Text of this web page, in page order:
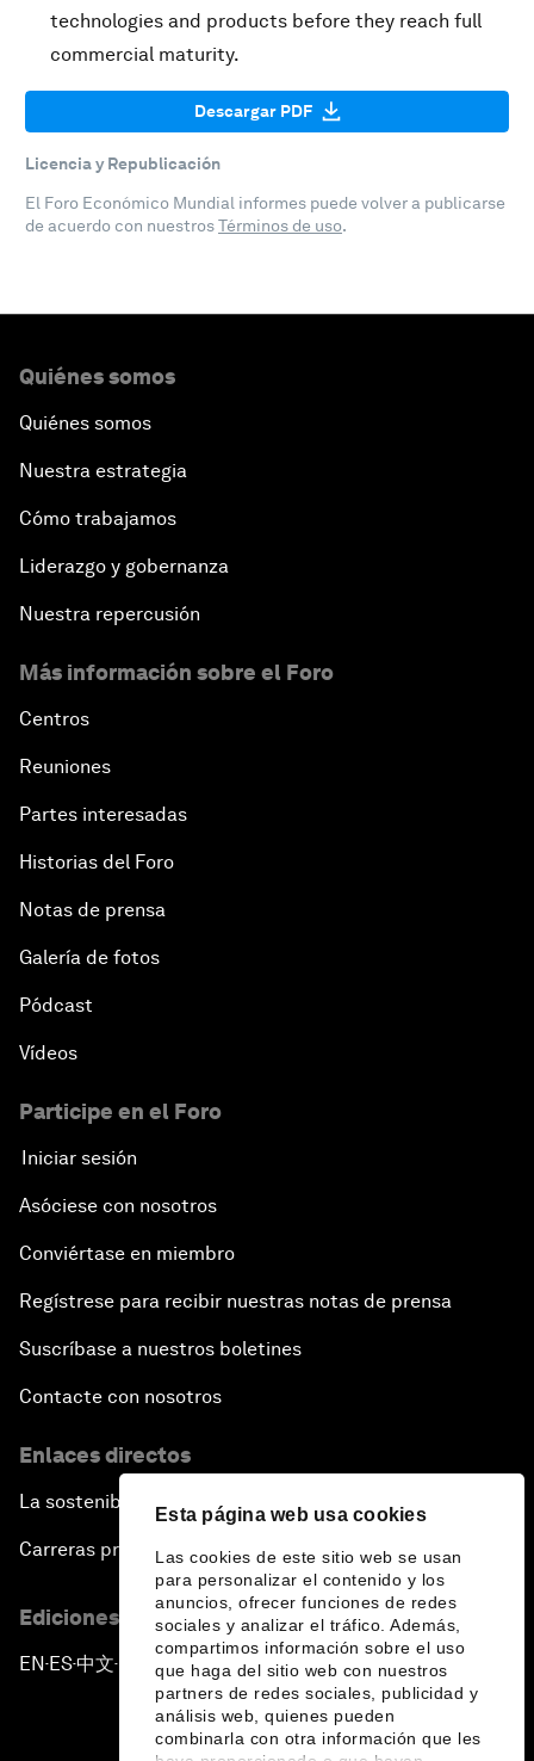
Esta página web usa cookies
Las cookies de este sitio web se usan
para personalizar el contenido y los
anuncios, ofrecer funciones de redes
sociales y analizar el tráfico. Además,
compartimos información sobre el uso
que haga del sitio web con nuestros
partners de redes sociales, publicidad y
análisis web, quienes pueden
combinarla con otra información que les
technologies and products before they reach full
commercial maturity.
Descargar PDF
Licencia y Republicación
El Foro Económico Mundial informes puede volver a publicarse
de acuerdo con nuestrosTérminos de uso.
Quiénes somos
Quiénes somos
Nuestra estrategia
Cómo trabajamos
Liderazgo y gobernanza
Nuestra repercusión
Más información sobre el Foro
Centros
Reuniones
Partes interesadas
Historias del Foro
Notas de prensa
Galería de fotos
Pódcast
Vídeos
Participe en el Foro
Iniciar sesión
Asóciese con nosotros
Conviértase en miembro
Regístrese para recibir nuestras notas de prensa
Suscríbase a nuestros boletines
Contacte con nosotros
Enlaces directos
La sostenibilidad en el Foro
Carreras profesionales
Ediciones en otros idiomas
EN ▪ ES▪中文▪ 日本語